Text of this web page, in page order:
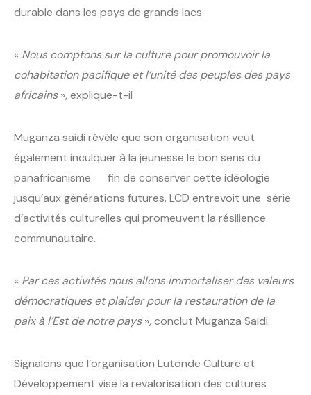
durable dans les pays de grands lacs.
« Nous comptons sur la culture pour promouvoir la
cohabitation pacifique et l’unité des peuples des pays
africains», explique-t-il
Muganza saidi révèle que son organisation veut
également inculquer à la jeunesse le bon sens du
panafricanisme fin de conserver cette idéologie
jusqu’aux générations futures. LCD entrevoit une série
d’activités culturelles qui promeuvent la résilience
communautaire.
« Par ces activités nous allons immortaliser des valeurs
démocratiques et plaider pour la restauration de la
paix à l’Est de notre pays», conclut Muganza Saidi.
Signalons que l’organisation Lutonde Culture et
Développement vise la revalorisation des cultures